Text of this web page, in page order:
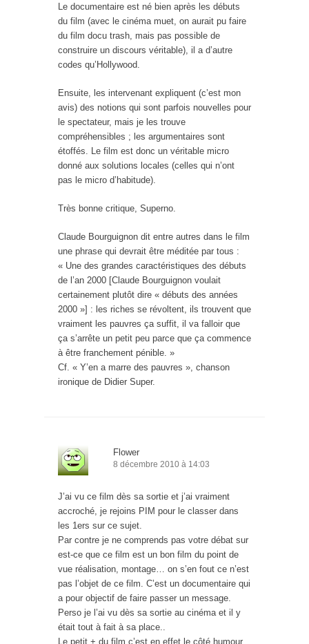
Le documentaire est né bien après les débuts
du film (avec le cinéma muet, on aurait pu faire
du film docu trash, mais pas possible de
construire un discours véritable), il a d’autre
codes qu’Hollywood.
Ensuite, les intervenant expliquent (c’est mon
avis) des notions qui sont parfois nouvelles pour
le spectateur, mais je les trouve
compréhensibles ; les argumentaires sont
étoffés. Le film est donc un véritable micro
donné aux solutions locales (celles qui n’ont
pas le micro d’habitude).
Très bonne critique, Superno.
Claude Bourguignon dit entre autres dans le film
une phrase qui devrait être méditée par tous :
« Une des grandes caractéristiques des débuts
de l’an 2000 [Claude Bourguignon voulait
certainement plutôt dire « débuts des années
2000 »] : les riches se révoltent, ils trouvent que
vraiment les pauvres ça suffit, il va falloir que
ça s’arrête un petit peu parce que ça commence
à être franchement pénible. »
Cf. « Y’en a marre des pauvres », chanson
ironique de Didier Super.
Flower
8 décembre 2010 à 14:03
J’ai vu ce film dès sa sortie et j’ai vraiment
accroché, je rejoins PIM pour le classer dans
les 1ers sur ce sujet.
Par contre je ne comprends pas votre débat sur
est-ce que ce film est un bon film du point de
vue réalisation, montage… on s’en fout ce n’est
pas l’objet de ce film. C’est un documentaire qui
a pour objectif de faire passer un message.
Perso je l’ai vu dès sa sortie au cinéma et il y
était tout à fait à sa place..
Le petit + du film c’est en effet le côté humour